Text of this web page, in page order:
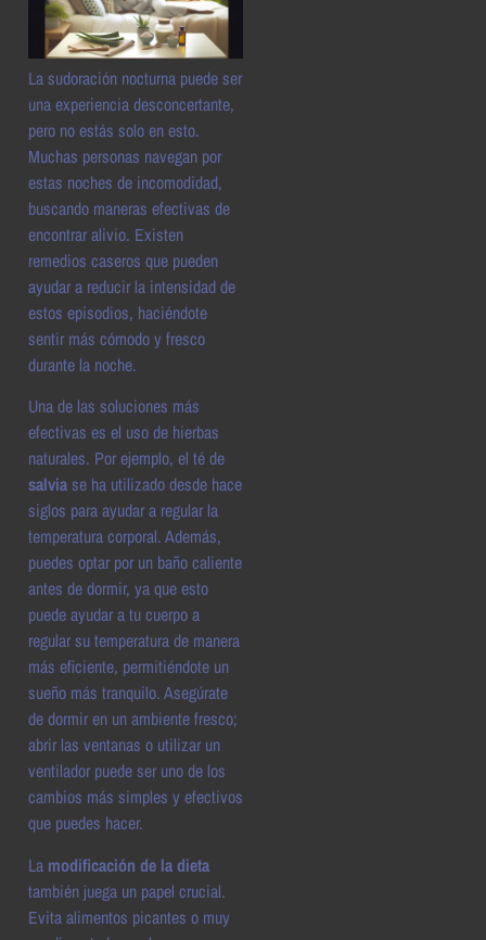
La sudoración nocturna puede ser
una experiencia desconcertante,
pero no estás solo en esto.
Muchas personas navegan por
estas noches de incomodidad,
buscando maneras efectivas de
encontrar alivio. Existen
remedios caseros que pueden
ayudar a reducir la intensidad de
estos episodios, haciéndote
sentir más cómodo y fresco
durante la noche.
Una de las soluciones más
efectivas es el uso de hierbas
naturales. Por ejemplo, el té de
salviase ha utilizado desde hace
siglos para ayudar a regular la
temperatura corporal. Además,
puedes optar por un baño caliente
antes de dormir, ya que esto
puede ayudar a tu cuerpo a
regular su temperatura de manera
más eficiente, permitiéndote un
sueño más tranquilo. Asegúrate
de dormir en un ambiente fresco;
abrir las ventanas o utilizar un
ventilador puede ser uno de los
cambios más simples y efectivos
que puedes hacer.
La modificación de la dieta
también juega un papel crucial.
Evita alimentos picantes o muy